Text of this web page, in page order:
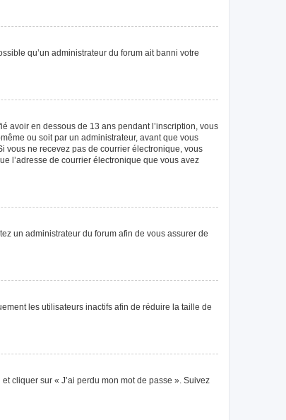
qu’un administrateur du forum ait banni votre
avoir en dessous de 13 ans pendant l’inscription, vous
ou soit par un administrateur, avant que vous
vous ne recevez pas de courrier électronique, vous
l’adresse de courrier électronique que vous avez
un administrateur du forum afin de vous assurer de
les utilisateurs inactifs afin de réduire la taille de
cliquer sur « J’ai perdu mon mot de passe ». Suivez